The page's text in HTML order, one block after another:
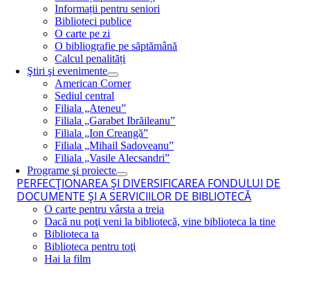
Informații pentru seniori
Biblioteci publice
O carte pe zi
O bibliografie pe săptămână
Calcul penalități
Ştiri şi evenimente
American Corner
Sediul central
Filiala „Ateneu”
Filiala „Garabet Ibrăileanu”
Filiala „Ion Creangă”
Filiala „Mihail Sadoveanu”
Filiala „Vasile Alecsandri”
Programe şi proiecte
PERFECŢIONAREA ŞI DIVERSIFICAREA FONDULUI DE
DOCUMENTE ŞI A SERVICIILOR DE BIBLIOTECĂ
O carte pentru vârsta a treia
Dacă nu poţi veni la bibliotecă, vine biblioteca la tine
Biblioteca ta
Biblioteca pentru toţi
Hai la film